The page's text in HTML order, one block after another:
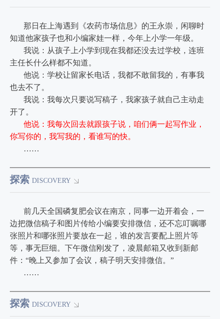
那日在上海遇到《农药市场信息》的王永崇，闲聊时
知道他家孩子也和小编家娃一样，今年上小学一年级。
我说：从孩子上小学到现在我都还没去过学校，连班
主任长什么样都不知道。
他说：学校让留家长电话，我都不敢留我的，有事我
也去不了。
我说：我每次只要说写稿子，我家孩子就自己主动走
开了。
他说：我每次回去就跟孩子说，咱们俩一起写作业，
你写你的，我写我的，看谁写的快。
……
探索 DISCOVERY
前几天全国磷复肥会议在南京，同事一边开着会，一
边把微信稿子和图片传给小编要安排微信，还不忘叮嘱哪
张照片和哪张照片要放在一起，谁的发言要配上照片等
等，事无巨细。下午微信刚发了，凌晨邮箱又收到新邮
件：“晚上又参加了会议，稿子明天安排微信。”
……
探索 DISCOVERY